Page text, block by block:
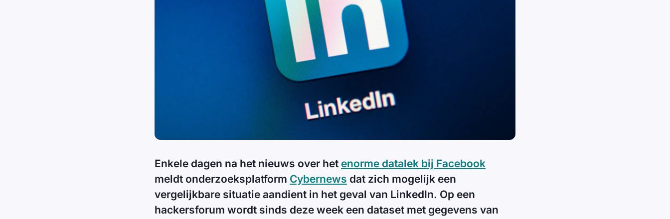
Enkele dagen na het nieuws over het enorme datalek bij Facebook
meldt onderzoeksplatform Cybernews dat zich mogelijk een
vergelijkbare situatie aandient in het geval van LinkedIn. Op een
hackersforum wordt sinds deze week een dataset met gegevens van